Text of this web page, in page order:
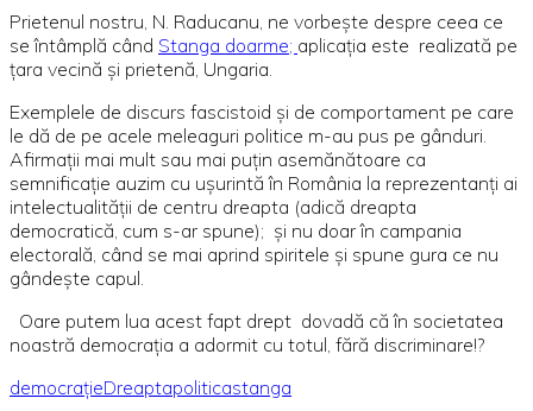
Prietenul nostru, N. Raducanu, ne vorbește despre ceea ce
se întâmplă când Stanga doarme; aplicația este realizată pe
țara vecină și prietenă, Ungaria.
Exemplele de discurs fascistoid și de comportament pe care
le dă de pe acele meleaguri politice m-au pus pe gânduri.
Afirmații mai mult sau mai puțin asemănătoare ca
semnificație auzim cu ușurintă în România la reprezentanți ai
intelectualității de centru dreapta (adică dreapta
democratică, cum s-ar spune); și nu doar în campania
electorală, când se mai aprind spiritele și spune gura ce nu
gândește capul.
Oare putem lua acest fapt drept dovadă că în societatea
noastră democrația a adormit cu totul, fără discriminare!?
democrațieDreaptapoliticastanga